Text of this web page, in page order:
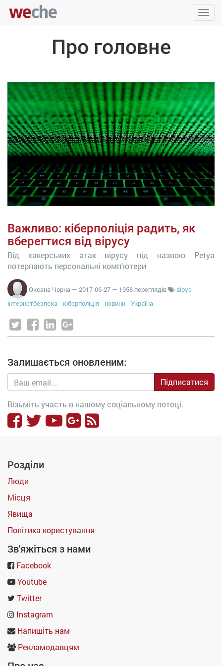
Про головне
Важливо: кіберполіція радить, як
вберегтися від вірусу
Від хакерських атак вірусу під назвою Petya
потерпають персональні комп'ютери
Оксана Чорна — 2017-06-27 — 1958 переглядів
вірус
інтернетбезпека
кіберполіція новини Україна
Залишається оновленим:
Підписатися
Візьміть участь в нашому соціальному потоці.
Розділи
Люди
Місця
Явища
Політика користування
Зв'яжіться з нами
Facebook
Youtube
Twitter
Instagram
Напишіть нам
Рекламодавцям